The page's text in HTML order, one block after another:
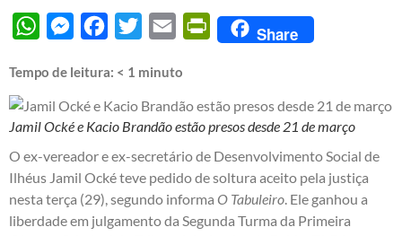
WhatsAppMessengerFacebook
Twitter Email PrintFriendly
Share
Tempo de leitura: < 1 minuto
Jamil Ocké e Kacio Brandão estão presos desde 21 de março
O ex-vereador e ex-secretário de Desenvolvimento Social de
Ilhéus Jamil Ocké teve pedido de soltura aceito pela justiça
nesta terça (29), segundo informa O Tabuleiro. Ele ganhou a
liberdade em julgamento da Segunda Turma da Primeira